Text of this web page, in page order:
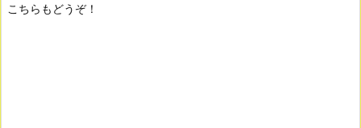
こちらもどうぞ！